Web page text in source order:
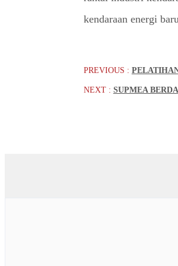
kendaraan energi
PREVIOUS :
NEXT : SUPMEA